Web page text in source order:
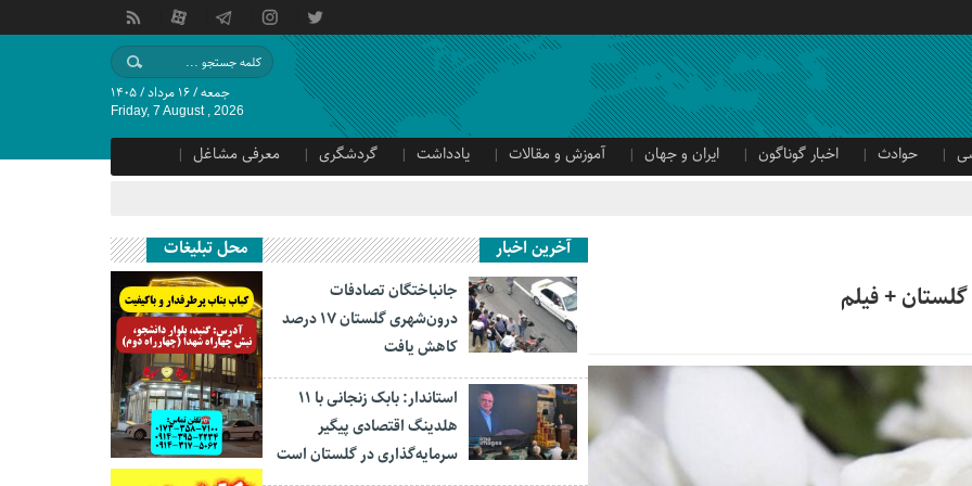
جمعه / ۱۶ مرداد / ۱۴۰۵
Friday, 7 August , 2026
حوادث اخبار گوناگون ایران و جهان آموزش و مقالات یادداشت گردشگری
معرفی مشاغل
گلستان + فیلم
آخرین اخبار
جانباختگان تصادفات
درون‌شهری گلستان ۱۷ درصد
کاهش یافت
استاندار: بابک زنجانی با ۱۱
هلدینگ اقتصادی پیگیر
سرمایه‌گذاری در گلستان است
محل تبلیغات